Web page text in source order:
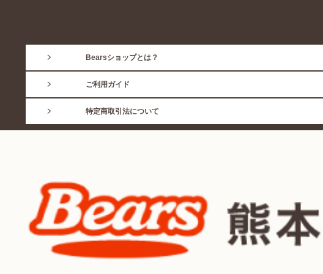
Bearsショップとは？
ご利用ガイド
特定商取引法について